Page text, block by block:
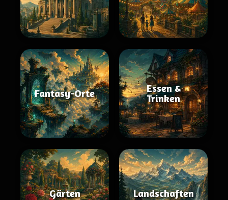
Fantasy-Orte
Essen &
Trinken
Gärten Landschaften